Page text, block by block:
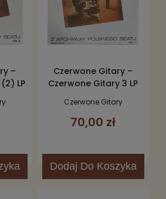
–
LP
Czerwone Gitary –
Czerwone Gitary 3 LP
Czerwone Gitary
70,00 zł
Dodaj Do Koszyka